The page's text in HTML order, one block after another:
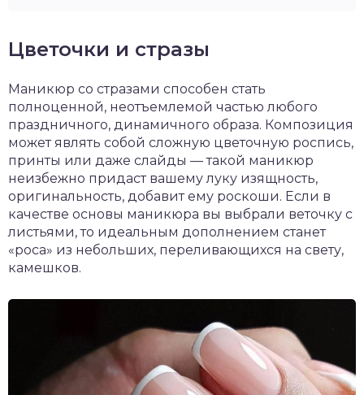
Цветочки и стразы
Маникюр со стразами способен стать
полноценной, неотъемлемой частью любого
праздничного, динамичного образа. Композиция
может являть собой сложную цветочную роспись,
принты или даже слайды — такой маникюр
неизбежно придаст вашему луку изящность,
оригинальность, добавит ему роскоши. Если в
качестве основы маникюра вы выбрали веточку с
листьями, то идеальным дополнением станет
«роса» из небольших, переливающихся на свету,
камешков.